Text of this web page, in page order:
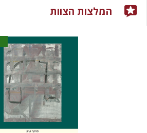
המלצות הצוות